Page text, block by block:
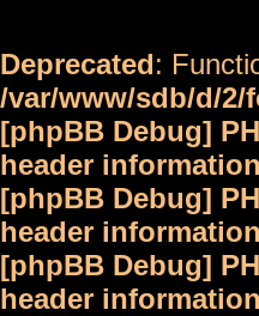
Deprecated:
/var/www/sdb/d/
[phpBB Debug]
header
[phpBB Debug]
header
[phpBB Debug]
header